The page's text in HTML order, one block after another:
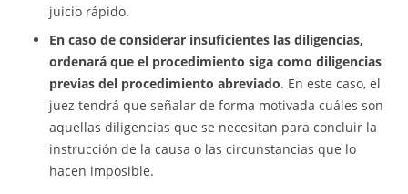
juicio rápido.
En caso de considerar insuficientes las diligencias,
ordenará que el procedimiento siga como diligencias
previas del procedimiento abreviado. En este caso, el
juez tendrá que señalar de forma motivada cuáles son
aquellas diligencias que se necesitan para concluir la
instrucción de la causa o las circunstancias que lo
hacen imposible.